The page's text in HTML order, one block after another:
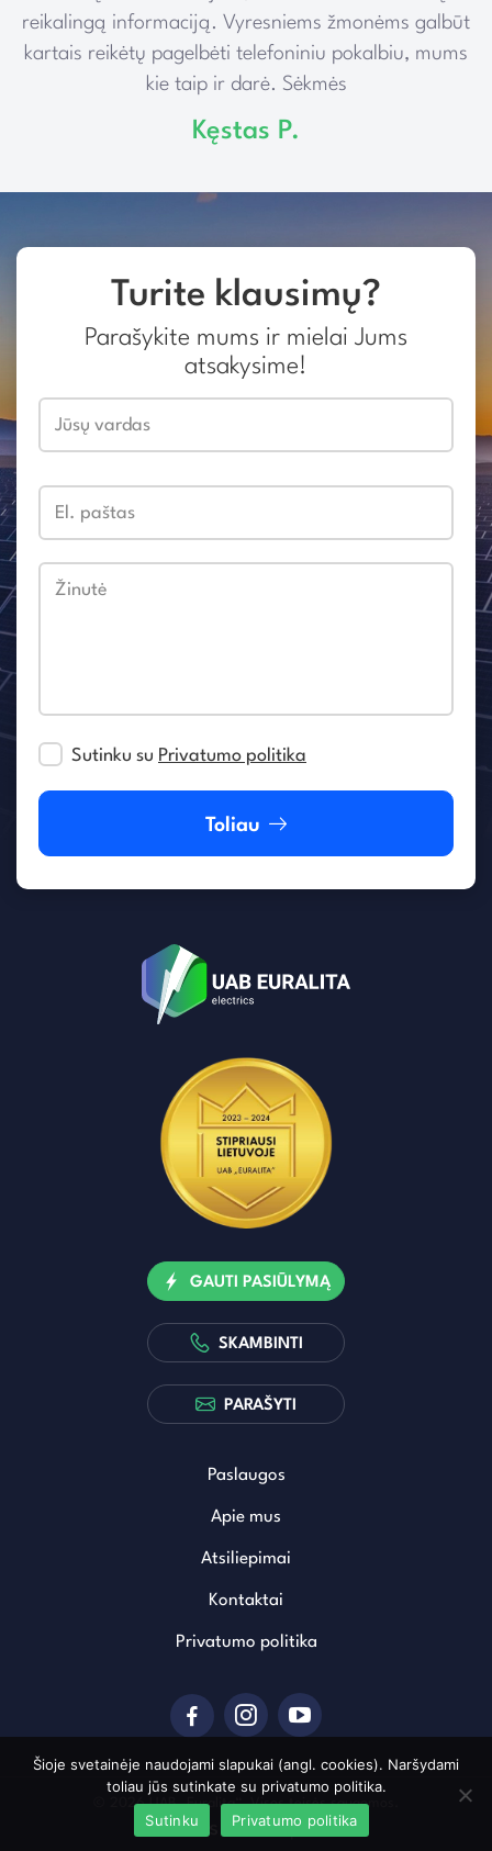
reikalingą informaciją. Vyresniems žmonėms galbūt
kartais reikėtų pagelbėti telefoniniu pokalbiu, mums
kie taip ir darė. Sėkmės
Kęstas P.
Turite klausimų?
Parašykite mums ir mielai Jums
atsakysime!
Jūsų vardas
El. paštas
Žinutė
Sutinku su Privatumo politika
Toliau
GAUTI PASIŪLYMĄ
SKAMBINTI
PARAŠYTI
Paslaugos
Apie mus
Atsiliepimai
Kontaktai
Privatumo politika
© 2026 UAB „Euralita“. Visos teisės saugomos.
Sukurta:
Šioje svetainėje naudojami slapukai (angl. cookies). Naršydami
toliau jūs sutinkate su privatumo politika.
Sutinku
Privatumo politika